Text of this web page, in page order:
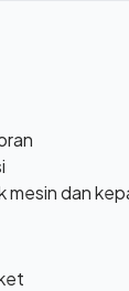
mesin dan